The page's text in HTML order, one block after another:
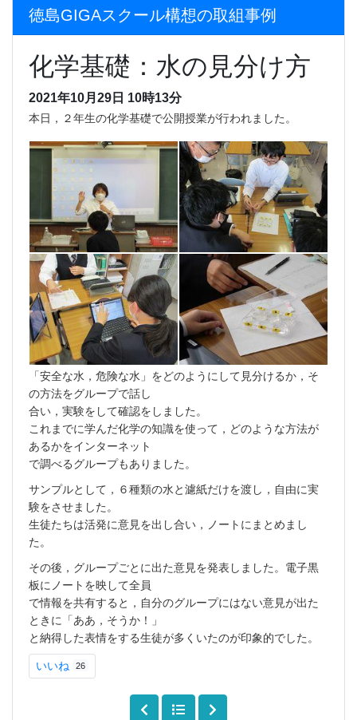
徳島GIGAスクール構想の取組事例
化学基礎：水の見分け方
2021年10月29日 10時13分
本日，２年生の化学基礎で公開授業が行われました。
「安全な水，危険な水」をどのようにして見分けるか，そ
の方法をグループで話し
合い，実験をして確認をしました。
これまでに学んだ化学の知識を使って，どのような方法が
あるかをインターネット
で調べるグループもありました。
サンプルとして，６種類の水と濾紙だけを渡し，自由に実
験をさせました。
生徒たちは活発に意見を出し合い，ノートにまとめまし
た。
その後，グループごとに出た意見を発表しました。電子黒
板にノートを映して全員
で情報を共有すると，自分のグループにはない意見が出た
ときに「ああ，そうか！」
と納得した表情をする生徒が多くいたのが印象的でした。
いいね 26